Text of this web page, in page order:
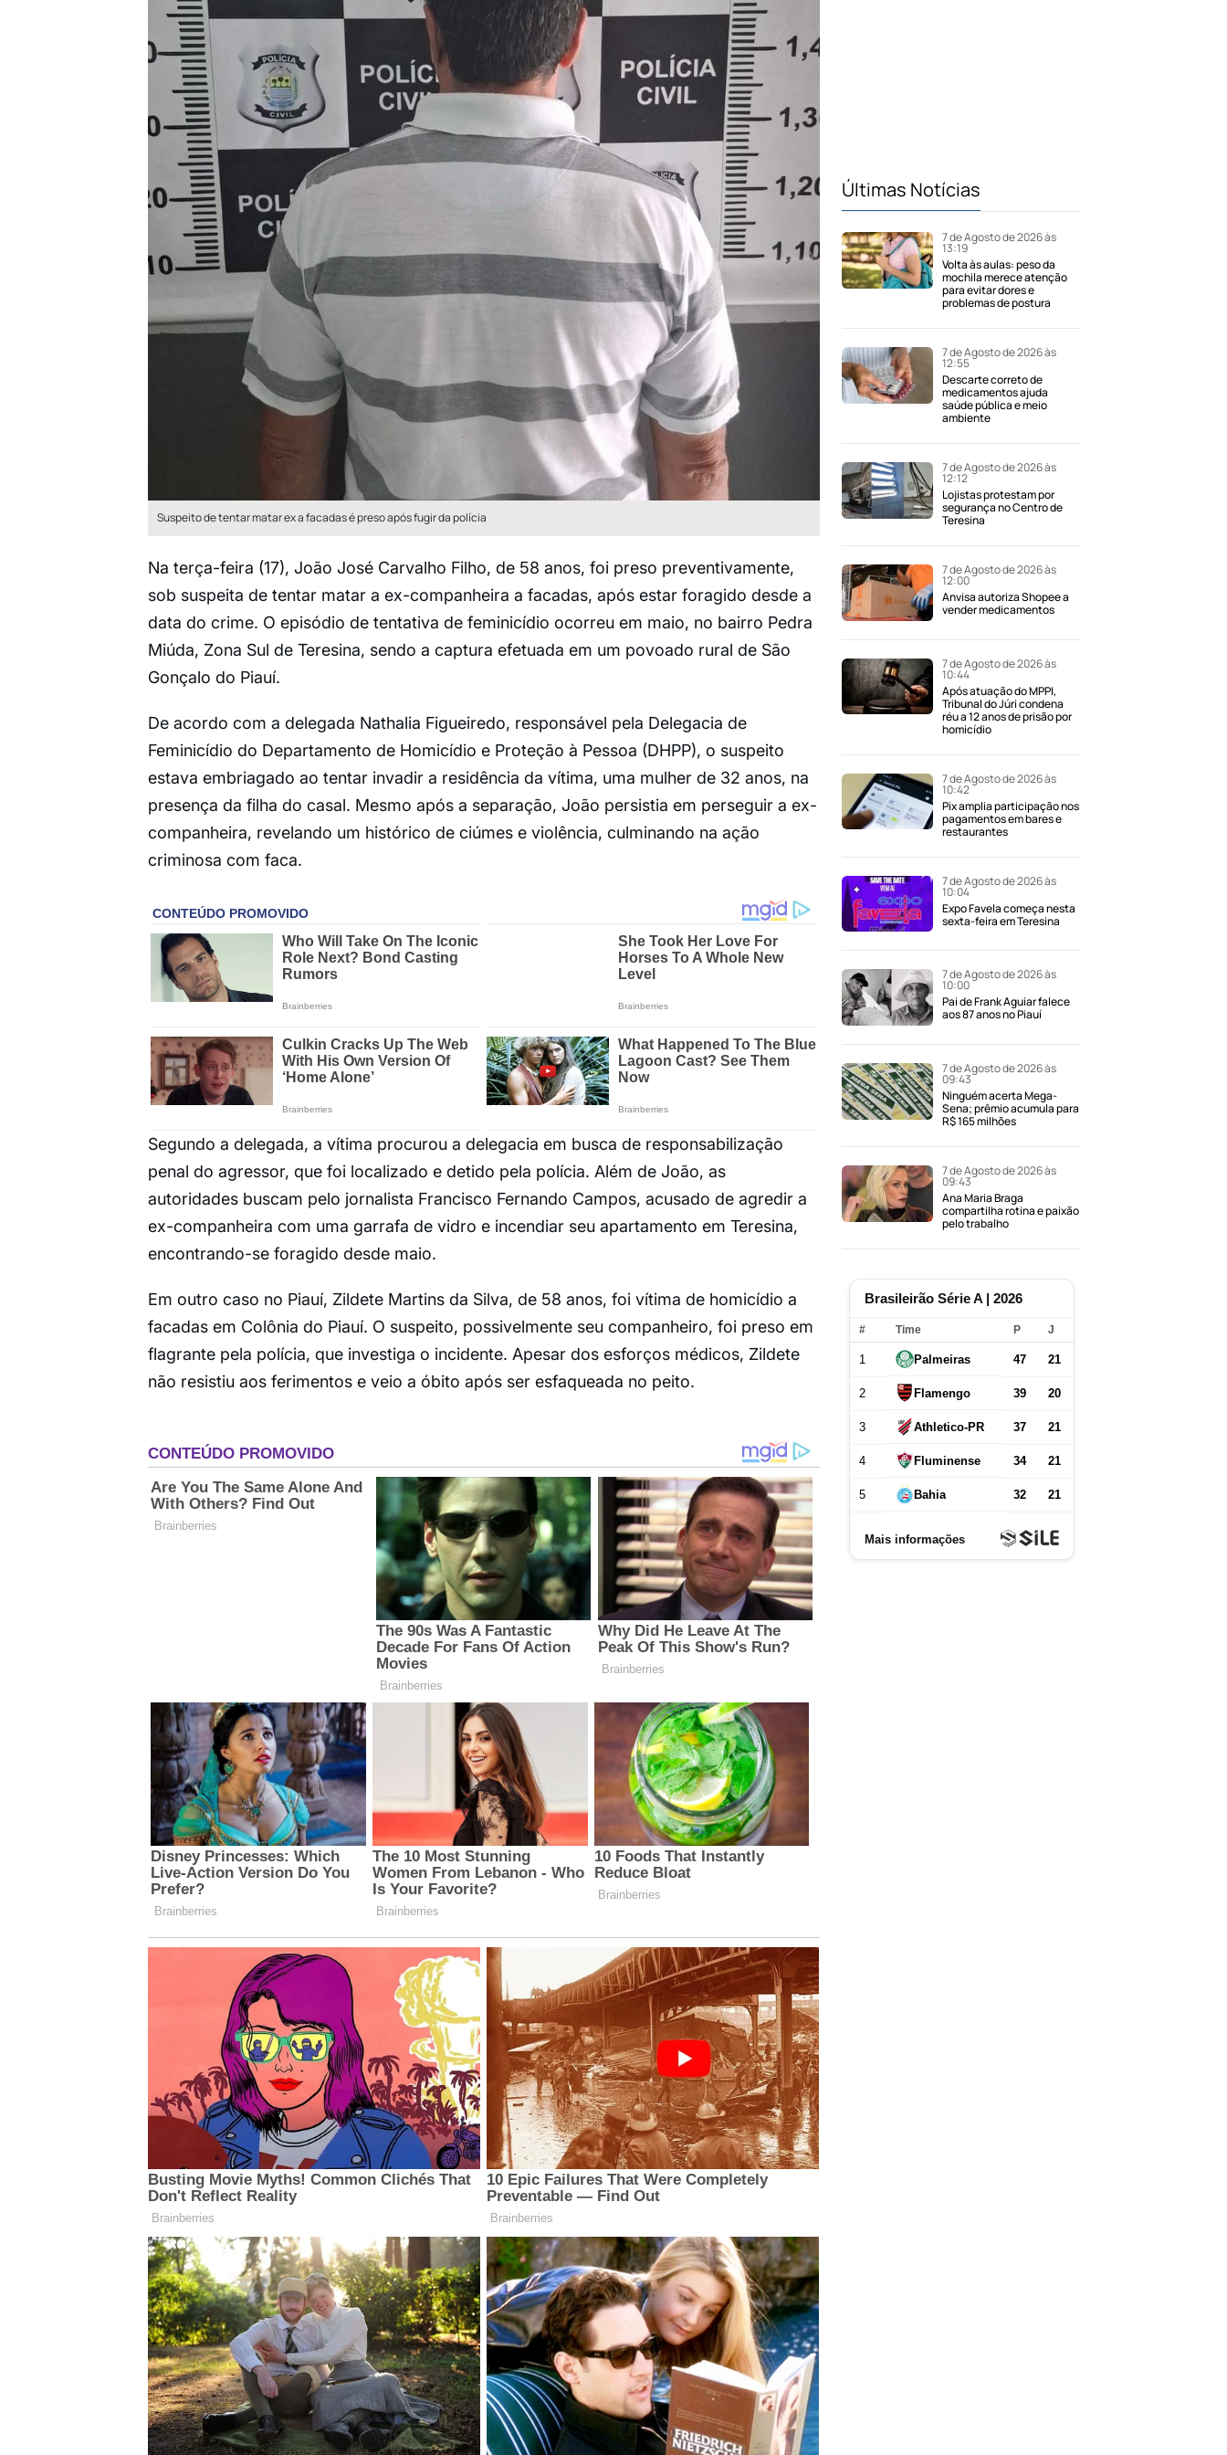
Suspeito de tentar matar ex a facadas é preso após fugir da polícia
Na terça-feira (17), João José Carvalho Filho, de 58 anos, foi preso preventivamente,
sob suspeita de tentar matar a ex-companheira a facadas, após estar foragido desde a
data do crime. O episódio de tentativa de feminicídio ocorreu em maio, no bairro Pedra
Miúda, Zona Sul de Teresina, sendo a captura efetuada em um povoado rural de São
Gonçalo do Piauí.
De acordo com a delegada Nathalia Figueiredo, responsável pela Delegacia de
Feminicídio do Departamento de Homicídio e Proteção à Pessoa (DHPP), o suspeito
estava embriagado ao tentar invadir a residência da vítima, uma mulher de 32 anos, na
presença da filha do casal. Mesmo após a separação, João persistia em perseguir a ex-
companheira, revelando um histórico de ciúmes e violência, culminando na ação
criminosa com faca.
Segundo a delegada, a vítima procurou a delegacia em busca de responsabilização
penal do agressor, que foi localizado e detido pela polícia. Além de João, as
autoridades buscam pelo jornalista Francisco Fernando Campos, acusado de agredir a
ex-companheira com uma garrafa de vidro e incendiar seu apartamento em Teresina,
encontrando-se foragido desde maio.
Em outro caso no Piauí, Zildete Martins da Silva, de 58 anos, foi vítima de homicídio a
facadas em Colônia do Piauí. O suspeito, possivelmente seu companheiro, foi preso em
flagrante pela polícia, que investiga o incidente. Apesar dos esforços médicos, Zildete
não resistiu aos ferimentos e veio a óbito após ser esfaqueada no peito.
Últimas Notícias
7 de Agosto de 2026 às
13:19
Volta às aulas: peso da
mochila merece atenção
para evitar dores e
problemas de postura
7 de Agosto de 2026 às
12:55
Descarte correto de
medicamentos ajuda
saúde pública e meio
ambiente
7 de Agosto de 2026 às
12:12
Lojistas protestam por
segurança no Centro de
Teresina
7 de Agosto de 2026 às
12:00
Anvisa autoriza Shopee a
vender medicamentos
7 de Agosto de 2026 às
10:44
Após atuação do MPPI,
Tribunal do Júri condena
réu a 12 anos de prisão por
homicídio
7 de Agosto de 2026 às
10:42
Pix amplia participação nos
pagamentos em bares e
restaurantes
7 de Agosto de 2026 às
10:04
Expo Favela começa nesta
sexta-feira em Teresina
7 de Agosto de 2026 às
10:00
Pai de Frank Aguiar falece
aos 87 anos no Piauí
7 de Agosto de 2026 às
09:43
Ninguém acerta Mega-
Sena; prêmio acumula para
R$ 165 milhões
7 de Agosto de 2026 às
09:43
Ana Maria Braga
compartilha rotina e paixão
pelo trabalho